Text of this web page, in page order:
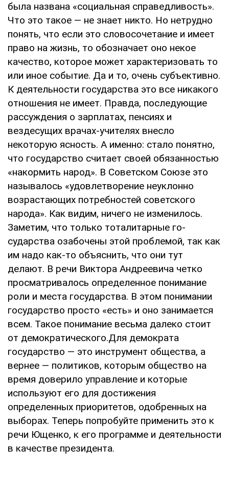
была названа «социальная справедливость».
Что это такое — не знает никто. Но нетрудно
понять, что если это словосочетание и имеет
право на жизнь, то обозначает оно некое
качество, которое может характеризовать то
или иное событие. Да и то, очень субъективно.
К деятельности го­сударства это все никакого
отношения не име­ет. Правда, последующие
рассуждения о зар­платах, пенсиях и
вездесущих врачах-учите­лях внесло
некоторую ясность. А именно: ста­ло понятно,
что государство считает своей обязанностью
«накормить народ». В Совет­ском Союзе это
называлось «удовлетворение неуклонно
возрастающих потребностей со­ветского
народа». Как видим, ничего не изме­нилось.
Заметим, что только тоталитарные го­
сударства озабочены этой проблемой, так как
им надо как-то объяснить, что они тут
делают. В речи Виктора Андреевича четко
просматри­валось определенное понимание
роли и места государства. В этом понимании
государство просто «есть» и оно занимается
всем. Такое по­нимание весьма далеко стоит
от демократического.Для демократа
государство — это инст­румент общества, а
вернее — политиков, кото­рым общество на
время доверило управление и которые
используют его для достижения
определенных приоритетов, одобренных на
выборах. Теперь попробуйте применить это к
речи Ющенко, к его программе и деятельности
в качестве президента.